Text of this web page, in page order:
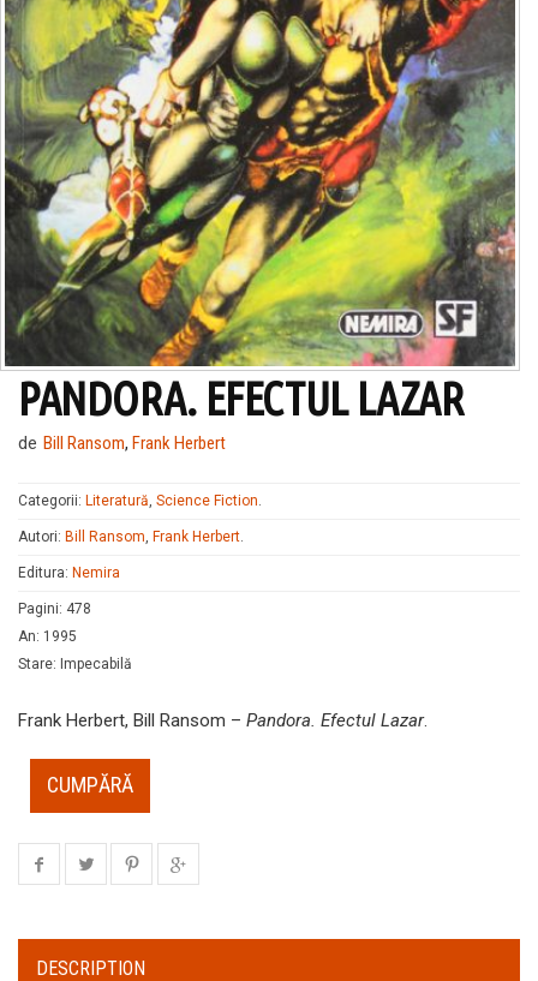
PANDORA. EFECTUL LAZAR
de Bill Ransom, Frank Herbert
Categorii: Literatură, Science Fiction.
Autori: Bill Ransom, Frank Herbert.
Editura: Nemira
Pagini: 478
An: 1995
Stare: Impecabilă
Frank Herbert, Bill Ransom – Pandora. Efectul Lazar.
CUMPĂRĂ
DESCRIPTION